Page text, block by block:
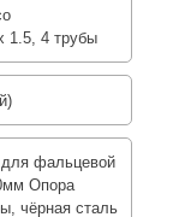
1.5, 4 трубы
для фальцевой
Опора
чёрная сталь